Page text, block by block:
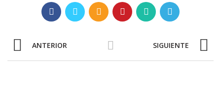
ANTERIOR SIGUIENTE